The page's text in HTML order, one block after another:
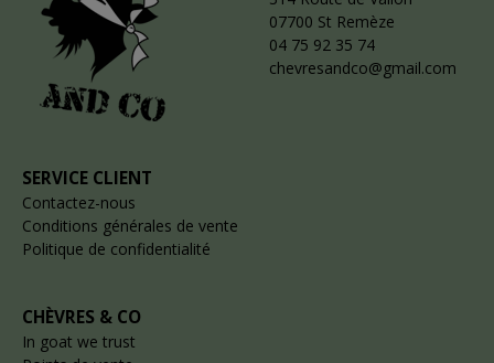
07700 St Remèze
04 75 92 35 74
chevresandco@gmail.com
SERVICE CLIENT
Contactez-nous
Conditions générales de vente
Politique de confidentialité
CHÈVRES & CO
In goat we trust